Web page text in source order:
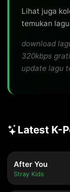
Lihat juga
temukan
download
320kbps
update lagu
Latest K-
After You
Stray Kids